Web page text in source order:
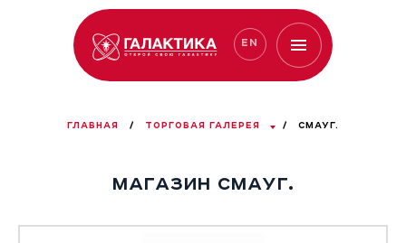
EN
ГЛАВНАЯ / ТОРГОВАЯ ГАЛЕРЕЯ / СМАУГ.
МАГАЗИН СМАУГ.